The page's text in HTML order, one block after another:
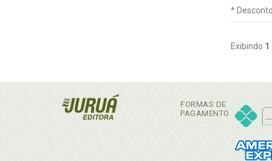
*
Exibindo 1
FORMAS DE
PAGAMENTO